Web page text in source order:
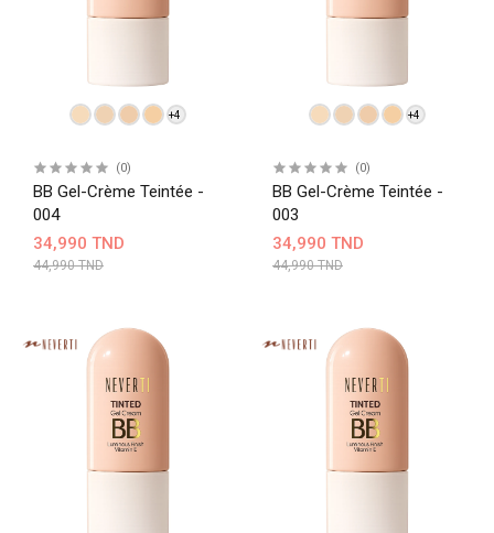
+4
(0)
BB Gel-Crème Teintée -
004
34,990 TND
44,990 TND
+4
(0)
BB Gel-Crème Teintée -
003
34,990 TND
44,990 TND